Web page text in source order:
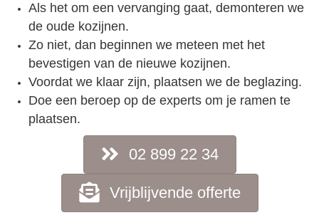
Als het om een vervanging gaat, demonteren we
de oude kozijnen.
Zo niet, dan beginnen we meteen met het
bevestigen van de nieuwe kozijnen.
Voordat we klaar zijn, plaatsen we de beglazing.
Doe een beroep op de experts om je ramen te
plaatsen.
02 899 22 34
Vrijblijvende offerte